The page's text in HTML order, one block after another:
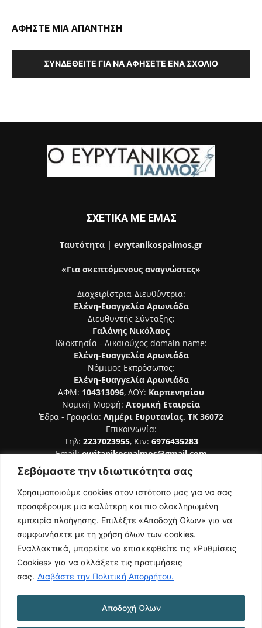
Σεβόμαστε την ιδιωτικότητα σας
Χρησιμοποιούμε cookies στον ιστότοπο μας για να σας
προσφέρουμε μια καλύτερη και πιο ολοκληρωμένη
εμπειρία πλοήγησης. Επιλέξτε «Αποδοχή Όλων» για να
συμφωνήσετε με τη χρήση όλων των cookies.
Εναλλακτικά, μπορείτε να επισκεφθείτε τις «Ρυθμίσεις
Cookies» για να αλλάξετε τις προτιμήσεις
σας. Διαβάστε την Πολιτική Απορρήτου.
Αποδοχή Όλων
ΑΦΗΣΤΕ ΜΙΑ ΑΠΑΝΤΗΣΗ
ΣΥΝΔΕΘΕΊΤΕ ΓΙΑ ΝΑ ΑΦΉΣΕΤΕ ΈΝΑ ΣΧΌΛΙΟ
ΣΧΕΤΙΚΑ ΜΕ ΕΜΑΣ
Ταυτότητα | evrytanikospalmos.gr
«Για σκεπτόμενους αναγνώστες»
Διαχειρίστρια-Διευθύντρια:
Ελένη-Ευαγγελία Αρωνιάδα
Διευθυντής Σύνταξης:
Γαλάνης Νικόλαος
Ιδιοκτησία - Δικαιούχος domain name:
Ελένη-Ευαγγελία Αρωνιάδα
Νόμιμος Εκπρόσωπος:
Ελένη-Ευαγγελία Αρωνιάδα
ΑΦΜ: 104313096, ΔΟΥ: Καρπενησίου
Νομική Μορφή: Ατομική Εταιρεία
Έδρα - Γραφεία: Λημέρι Ευρυτανίας, ΤΚ 36072
Επικοινωνία:
Τηλ: 2237023955, Κιν: 6976435283
Email:evritanikospalmos@gmail.com
Αριθμός Πιστοποίησης Μ.Η.Τ. 242044
ΑΚΟΛΟΥΘΗΣΕ ΜΑΣ
Όροι Χρήσης